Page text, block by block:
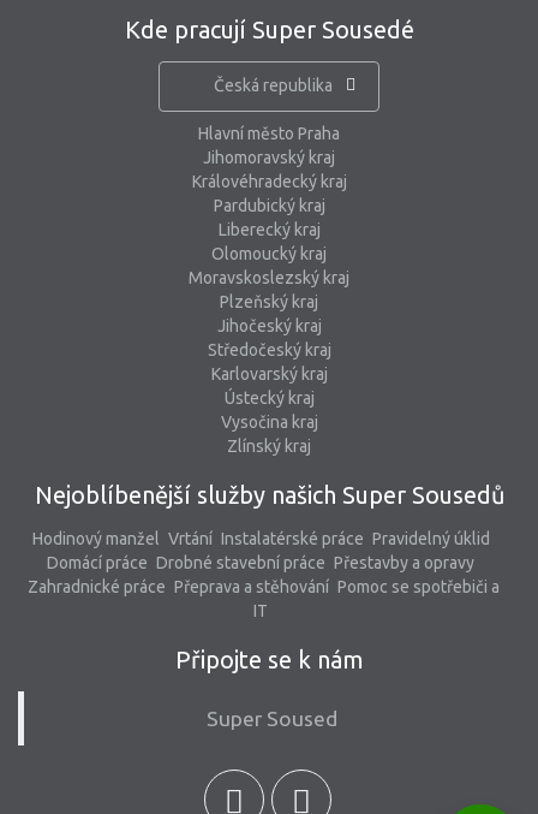
Kde pracují Super Sousedé
Česká republika
Hlavní město Praha
Jihomoravský kraj
Královéhradecký kraj
Pardubický kraj
Liberecký kraj
Olomoucký kraj
Moravskoslezský kraj
Plzeňský kraj
Jihočeský kraj
Středočeský kraj
Karlovarský kraj
Ústecký kraj
Vysočina kraj
Zlínský kraj
Nejoblíbenější služby našich Super Sousedů
Hodinový manžel Vrtání Instalatérské práce Pravidelný úklid
Domácí práce Drobné stavební práce Přestavby a opravy
Zahradnické práce Přeprava a stěhování Pomoc se spotřebiči a
IT
Připojte se k nám
Super Soused